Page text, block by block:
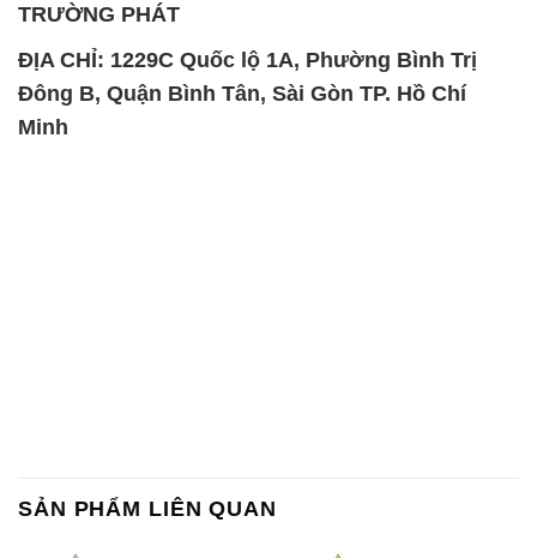
TRƯỜNG PHÁT
ĐỊA CHỈ: 1229C Quốc lộ 1A, Phường Bình Trị
Đông B, Quận Bình Tân, Sài Gòn TP. Hồ Chí
Minh
SẢN PHẨM LIÊN QUAN